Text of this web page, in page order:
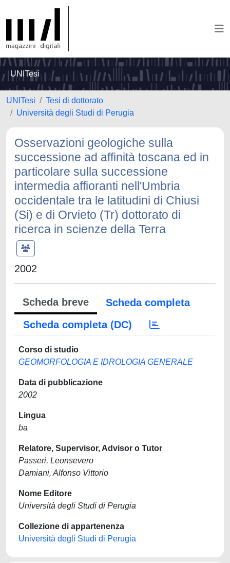
UNITesi
UNITesi
Tesi di dottorato
Università degli Studi di Perugia
Osservazioni geologiche sulla
successione ad affinità toscana ed in
particolare sulla successione
intermedia affioranti nell'Umbria
occidentale tra le latitudini di Chiusi
(Si) e di Orvieto (Tr) dottorato di
ricerca in scienze della Terra
2002
Scheda breve
Scheda completa
Scheda completa (DC)
Corso di studio
GEOMORFOLOGIA E IDROLOGIA GENERALE
Data di pubblicazione
2002
Lingua
ba
Relatore, Supervisor, Advisor o Tutor
Passeri, Leonsevero
Damiani, Alfonso Vittorio
Nome Editore
Università degli Studi di Perugia
Collezione di appartenenza
Università degli Studi di Perugia